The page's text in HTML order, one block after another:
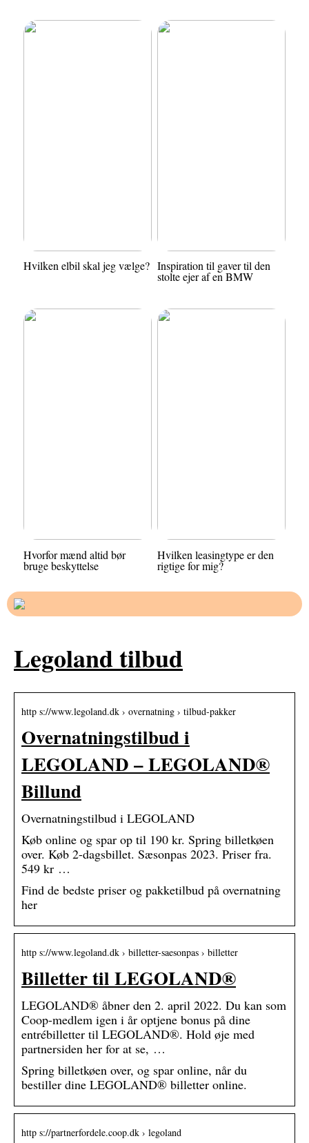
Hvilken elbil skal jeg vælge? Inspiration til gaver til den
stolte ejer af en BMW
Hvorfor mænd altid bør
bruge beskyttelse
Hvilken leasingtype er den
rigtige for mig?
Legoland tilbud
http s://www.legoland.dk › overnatning › tilbud-pakker
Overnatningstilbud i
LEGOLAND – LEGOLAND®
Billund
Overnatningstilbud i LEGOLAND
Køb online og spar op til 190 kr. Spring billetkøen
over. Køb 2-dagsbillet. Sæsonpas 2023. Priser fra.
549 kr …
Find de bedste priser og pakketilbud på overnatning
her
http s://www.legoland.dk › billetter-saesonpas › billetter
Billetter til LEGOLAND®
LEGOLAND® åbner den 2. april 2022. Du kan som
Coop-medlem igen i år optjene bonus på dine
entrébilletter til LEGOLAND®. Hold øje med
partnersiden her for at se, …
Spring billetkøen over, og spar online, når du
bestiller dine LEGOLAND® billetter online.
http s://partnerfordele.coop.dk › legoland